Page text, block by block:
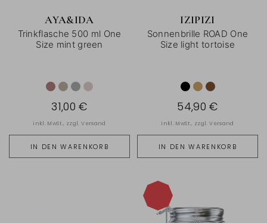
AYA&IDA
Trinkflasche 500 ml One
Size mint green
IN DEN WARENKORB
31,00 €
inkl. MwSt., zzgl.Versand
IZIPIZI
Sonnenbrille ROAD One
Size light tortoise
IN DEN WARENKORB
54,90 €
inkl. MwSt., zzgl.Versand
-16%